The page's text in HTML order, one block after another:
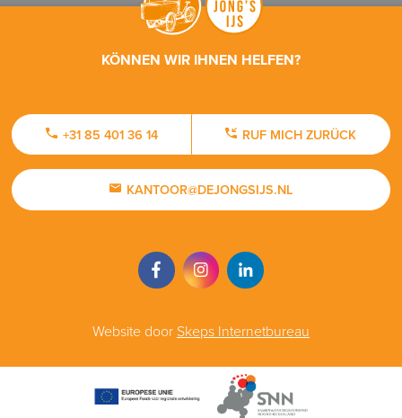
KÖNNEN WIR IHNEN HELFEN?
+31 85 401 36 14 RUF MICH ZURÜCK
KANTOOR@DEJONGSIJS.NL
Website door Skeps Internetbureau